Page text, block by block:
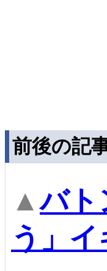
前後の記
▲バト
う」